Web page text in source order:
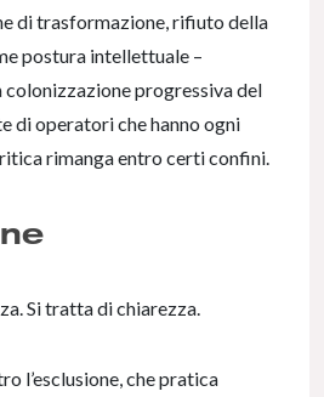
di trasformazione, rifiuto della
postura intellettuale –
colonizzazione progressiva del
di operatori che hanno ogni
rimanga entro certi confini.
Si tratta di chiarezza.
l’esclusione, che pratica